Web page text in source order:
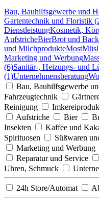
Bau, Bauhilfsgewerbe und
Gartentechnik und Floristik
DienstleistungKosmetik,
AufstricheBierBrot und
und MilchprodukteMost
Marketing und Werbung
(6)Sanitär-, Heizungs- und
(1)Unternehmensberatung
Bau, Bauhilfsgewerbe
Fahrzeugtechnik
Reinigung
Aufstriche
Bier
Insekten
Kaffee und
Spirituosen
Süßwaren
Marketing und Werbung
Reparatur und Service
Uhren, Schmuck
24h Store/Automat